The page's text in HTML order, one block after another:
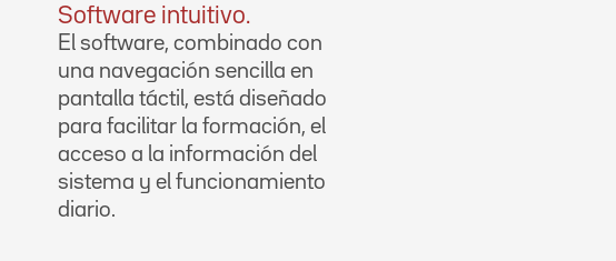
Software intuitivo.
El software, combinado con
una navegación sencilla en
pantalla táctil, está diseñado
para facilitar la formación, el
acceso a la información del
sistema y el funcionamiento
diario.